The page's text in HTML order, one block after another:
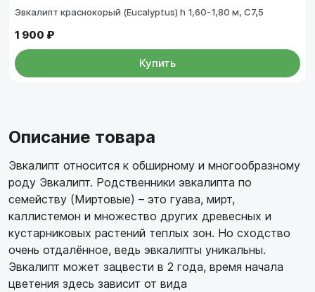
Эвкалипт краснокорый (Eucalyptus) h 1,60-1,80 м, С7,5
1 900 ₽
Купить
Описание товара
Эвкалипт относится к обширному и многообразному
роду Эвкалипт. Родственники эвкалипта по
семейству (Миртовые) – это гуава, мирт,
каллистемон и множество других древесных и
кустарниковых растений теплых зон. Но сходство
очень отдалённое, ведь эвкалипты уникальны.
Эвкалипт может зацвести в 2 года, время начала
цветения здесь зависит от вида